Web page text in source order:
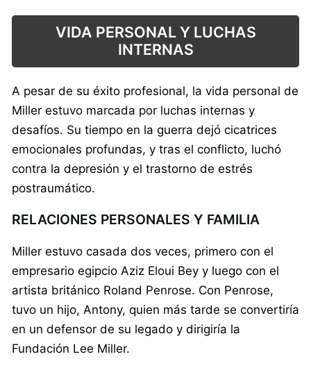
VIDA PERSONAL Y LUCHAS
INTERNAS
A pesar de su éxito profesional, la vida personal de
Miller estuvo marcada por luchas internas y
desafíos. Su tiempo en la guerra dejó cicatrices
emocionales profundas, y tras el conflicto, luchó
contra la depresión y el trastorno de estrés
postraumático.
RELACIONES PERSONALES Y FAMILIA
Miller estuvo casada dos veces, primero con el
empresario egipcio Aziz Eloui Bey y luego con el
artista británico Roland Penrose. Con Penrose,
tuvo un hijo, Antony, quien más tarde se convertiría
en un defensor de su legado y dirigiría la
Fundación Lee Miller.